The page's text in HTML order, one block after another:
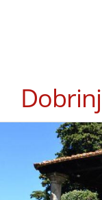
Dobrinj